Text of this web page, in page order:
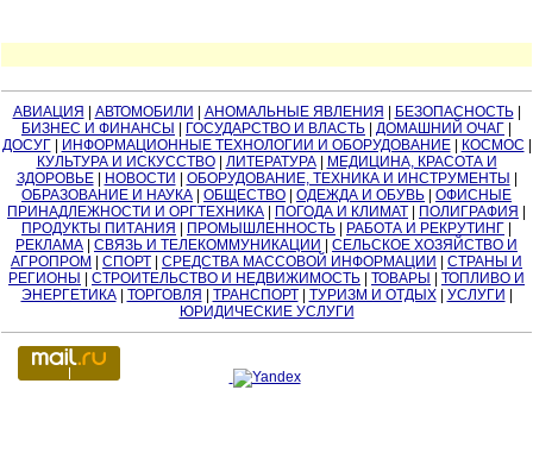
АВИАЦИЯ | АВТОМОБИЛИ | АНОМАЛЬНЫЕ ЯВЛЕНИЯ | БЕЗОПАСНОСТЬ|
БИЗНЕС И ФИНАНСЫ | ГОСУДАРСТВО И ВЛАСТЬ | ДОМАШНИЙ ОЧАГ |
ДОСУГ| ИНФОРМАЦИОННЫЕ ТЕХНОЛОГИИ И ОБОРУДОВАНИЕ| КОСМОС |
КУЛЬТУРА И ИСКУССТВО| ЛИТЕРАТУРА| МЕДИЦИНА, КРАСОТА И
ЗДОРОВЬЕ| НОВОСТИ | ОБОРУДОВАНИЕ, ТЕХНИКА И ИНСТРУМЕНТЫ |
ОБРАЗОВАНИЕ И НАУКА | ОБЩЕСТВО | ОДЕЖДА И ОБУВЬ | ОФИСНЫЕ
ПРИНАДЛЕЖНОСТИ И ОРГТЕХНИКА | ПОГОДА И КЛИМАТ | ПОЛИГРАФИЯ |
ПРОДУКТЫ ПИТАНИЯ | ПРОМЫШЛЕННОСТЬ | РАБОТА И РЕКРУТИНГ |
РЕКЛАМА | СВЯЗЬ И ТЕЛЕКОММУНИКАЦИИ | СЕЛЬСКОЕ ХОЗЯЙСТВО И
АГРОПРОМ | СПОРТ | СРЕДСТВА МАССОВОЙ ИНФОРМАЦИИ | СТРАНЫ И
РЕГИОНЫ | СТРОИТЕЛЬСТВО И НЕДВИЖИМОСТЬ | ТОВАРЫ | ТОПЛИВО И
ЭНЕРГЕТИКА| ТОРГОВЛЯ | ТРАНСПОРТ| ТУРИЗМ И ОТДЫХ| УСЛУГИ |
ЮРИДИЧЕСКИЕ УСЛУГИ